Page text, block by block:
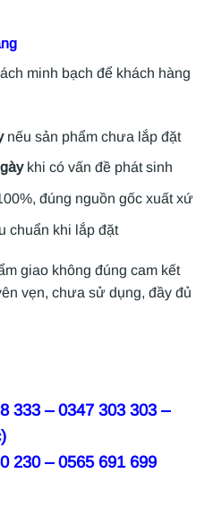
minh bạch để khách hàng
nếu sản phẩm chưa lắp đặt
khi có vấn đề phát sinh
đúng nguồn gốc xuất xứ
chuẩn khi lắp đặt
giao không đúng cam kết
vẹn, chưa sử dụng, đầy đủ
333 – 0347 303 303 –
230 – 0565 691 699